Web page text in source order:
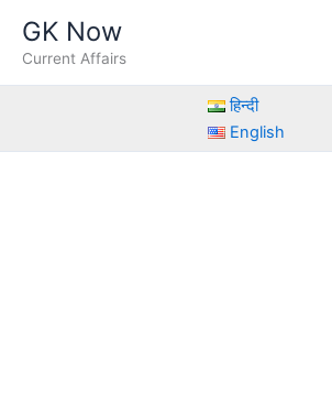
content
GK Now
Current Affairs
हिन्दी
English